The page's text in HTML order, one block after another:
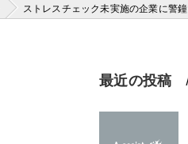
ストレスチェック未実施の企業に警
最近の投稿